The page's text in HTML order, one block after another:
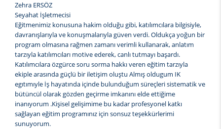
Zehra ERSÖZ
Seyahat İşletmecisi
Eğitmenimiz konusuna hakim olduğu gibi, katılımcılara bilgisiyle,
davranışlarıyla ve konuşmalarıyla güven verdi. Oldukça yoğun bir
program olmasına rağmen zamanı verimli kullanarak, anlatım
tarzıyla katılımcıları motive ederek, canlı tutmayı başardı.
Katılımcılara özgürce soru sorma hakkı veren eğitim tarzıyla
ekiple arasında güçlü bir iletişim oluştu Almış oldugum IK
egıtımıyle İş hayatında içinde bulunduğum süreçleri sistematik ve
bütüncül olarak gözden geçirme imkanını elde ettiğime
inanıyorum .Kişisel gelişimime bu kadar profesyonel katkı
sağlayan eğitim programınız için sonsuz teşekkürlerimi
sunuyorum.